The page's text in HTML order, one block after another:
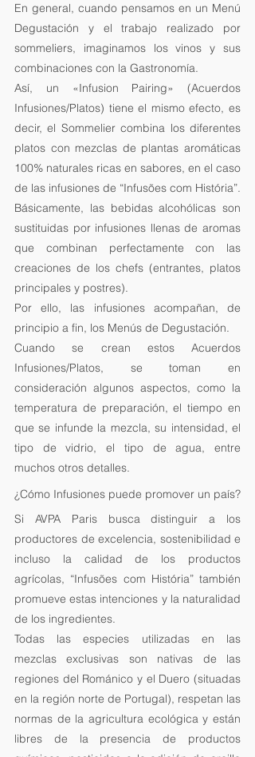
En general, cuando pensamos en un Menú
Degustación y el trabajo realizado por
sommeliers, imaginamos los vinos y sus
combinaciones con la Gastronomía.
Así, un «Infusion Pairing» (Acuerdos
Infusiones/Platos) tiene el mismo efecto, es
decir, el Sommelier combina los diferentes
platos con mezclas de plantas aromáticas
100% naturales ricas en sabores, en el caso
de las infusiones de “Infusões com História”.
Básicamente, las bebidas alcohólicas son
sustituidas por infusiones llenas de aromas
que combinan perfectamente con las
creaciones de los chefs (entrantes, platos
principales y postres).
Por ello, las infusiones acompañan, de
principio a fin, los Menús de Degustación.
Cuando se crean estos Acuerdos
Infusiones/Platos, se toman en
consideración algunos aspectos, como la
temperatura de preparación, el tiempo en
que se infunde la mezcla, su intensidad, el
tipo de vidrio, el tipo de agua, entre
muchos otros detalles.
¿Cómo Infusiones puede promover un país?
Si AVPA Paris busca distinguir a los
productores de excelencia, sostenibilidad e
incluso la calidad de los productos
agrícolas, “Infusões com História” también
promueve estas intenciones y la naturalidad
de los ingredientes.
Todas las especies utilizadas en las
mezclas exclusivas son nativas de las
regiones del Románico y el Duero (situadas
en la región norte de Portugal), respetan las
normas de la agricultura ecológica y están
libres de la presencia de productos